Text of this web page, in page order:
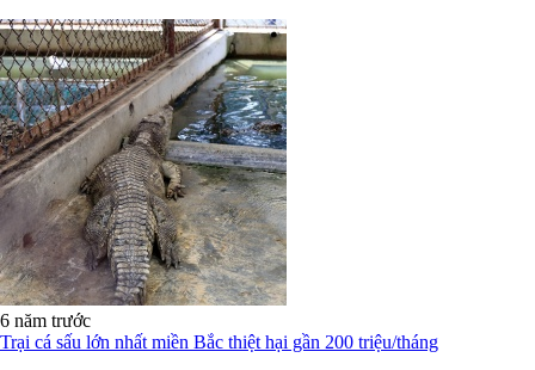
6 năm trước
Trại cá sấu lớn nhất miền Bắc thiệt hại gần 200 triệu/tháng